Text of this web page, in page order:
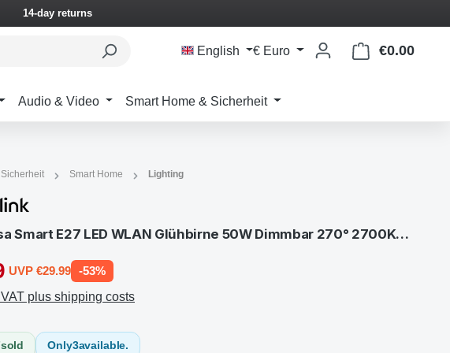
14-day returns
English € Euro €0.00
Audio & Video Smart Home & Sicherheit
Smart Home Lighting
LB100 Kasa Smart E27 LED WLAN Glühbirne 50W Dimmbar 270° 2700K weiß
UVP €29.99 -53%
plus shipping costs
sold Only3available.